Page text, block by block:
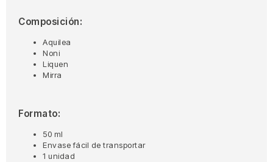
Composición:
Aquilea
Noni
Liquen
Mirra
Formato:
50 ml
Envase fácil de transportar
1 unidad